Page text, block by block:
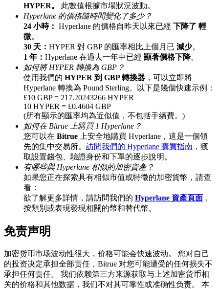
邀请好友
邀請朋友獲得現金獎勵
BTC 專享獎勵
BTC 專享獎勵
充值並交易BTC瓜分 25,000 USDT 獎池！
充值CASHCAT & 赢取
瓜分 500000 CASHCAT 獎池
HYPER。
此數值根據市場狀況波動。
Hyperlane 的價格隨時間變化了多少？
24 小時： Hyperlane 的價格自昨天以來已經 下降了 輕
微。
30 天： HYPER 對 GBP 的匯率相比上個月已 減少。
1 年： Hyperlane 在過去一年中已經 顯著價格下降。
如何將 HYPER 轉換為 GBP？
使用我們的 HYPER 到 GBP 轉換器 ，可以立即將
Hyperlane 轉換為 Pound Sterling。以下是幾個快速示例：
£10 GBP = 217.20243266 HYPER
10 HYPER = £0.4604 GBP
(所有顯示的匯率均為近似值，不包括手續費。)
如何在 Bitrue 上購買 1 Hyperlane？
您可以在 Bitrue 上安全地購買 Hyperlane，這是一個領
先的集中交易所。 訪問我們的 Hyperlane 購買指南 ，獲
取設置錢包、驗證身份和下單的逐步說明。
有哪些與 Hyperlane 相似的加密資產？
如果您正在探索具有相似市值或特徵的加密貨幣，請查
看：
欲了解更多詳情，請訪問我們的 Hyperlane 資產頁面 ，
按類別或表現發現相關的幣和替代幣。
免责声明
加密货币市场波动性很大，价格可能会快速波动。 您对自己
的投资决定承担全部责任，Bitrue 对您可能遭受的任何损失不
承担任何责任。 我们依赖第三方来源获取与上述加密货币相
关的价格和其他数据，我们不对其可靠性或准确性负责。 本